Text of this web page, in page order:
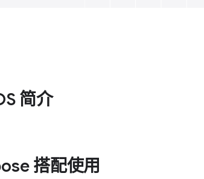
简介
搭配使用